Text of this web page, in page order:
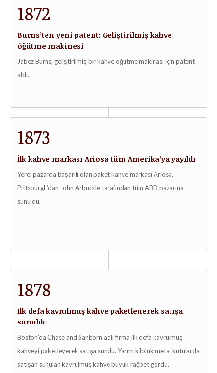
1872
Burns’ten yeni patent: Geliştirilmiş kahve
öğütme makinesi
Jabez Burns, geliştirilmiş bir kahve öğütme makinası için patent
aldı.
1873
İlk kahve markası Ariosa tüm Amerika’ya yayıldı
Yerel pazarda başarılı olan paket kahve markası Ariosa,
Pittsburgh’dan John Arbuckle tarafından tüm ABD pazarına
sunuldu.
1878
İlk defa kavrulmuş kahve paketlenerek satışa
sunuldu
Boston’da Chase and Sanborn adlı firma ilk defa kavrulmuş
kahveyi paketleyerek satışa sundu. Yarım kiloluk metal kutularda
satışan sunulan kavrulmuş kahve büyük rağbet gördü.